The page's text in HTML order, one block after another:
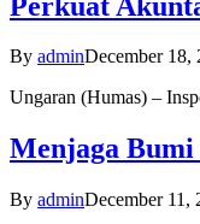
By adminDecember 18,
Ungaran (Humas) –
Menjaga Bumi
By adminDecember 11,